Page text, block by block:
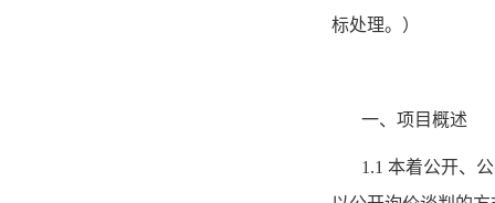
标处理。）
一、项目概述
1.1 本着公开、